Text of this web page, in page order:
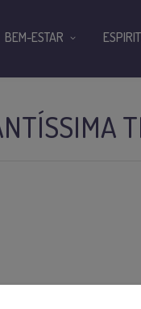
BEM-ESTAR